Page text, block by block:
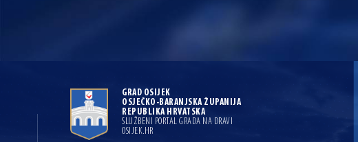
GRAD OSIJEK
OSJEČKO-BARANJSKA ŽUPANIJA
REPUBLIKA HRVATSKA
SLUŽBENI PORTAL GRADA NA DRAVI
OSIJEK.HR